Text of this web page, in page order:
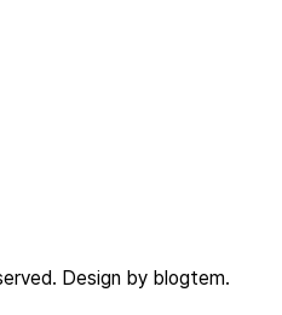
Design by blogtem.